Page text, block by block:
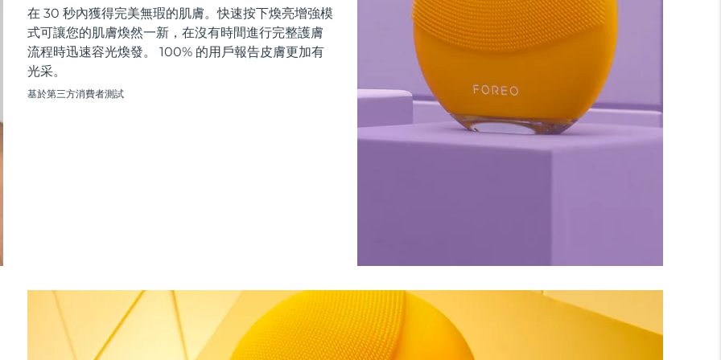
在 30 秒內獲得完美無瑕的肌膚。快速按下煥亮增強模
式可讓您的肌膚煥然一新，在沒有時間進行完整護膚
流程時迅速容光煥發。 100% 的用戶報告皮膚更加有
光采。
基於第三方消費者測試